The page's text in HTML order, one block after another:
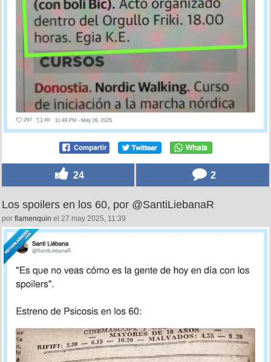
24 2
Los spoilers en los 60, por @SantiLiebanaR
por flamenquin el 27 may 2025, 11:39